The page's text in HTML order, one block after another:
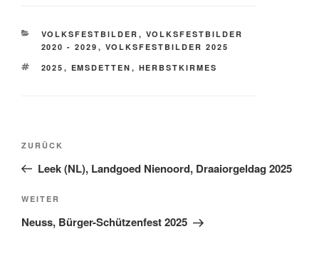
KATEGORIEN
VOLKSFESTBILDER , VOLKSFESTBILDER
2020 - 2029 , VOLKSFESTBILDER 2025
SCHLAGWÖRTER
2025 , EMSDETTEN , HERBSTKIRMES
Beitragsnavigation
Vorheriger
Beitrag
ZURÜCK
Leek (NL), Landgoed Nienoord, Draaiorgeldag 2025
Nächster
Beitrag
WEITER
Neuss, Bürger-Schützenfest 2025